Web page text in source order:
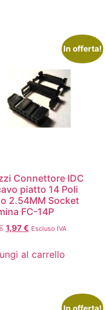
In offerta!
Connettore IDC
piatto 14 Poli
2.54MM Socket
FC-14P
1,97€ Escluso IVA
al carrello
In offerta!